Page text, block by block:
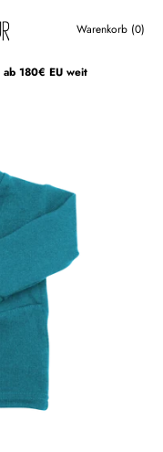
Warenkorb (0)
180€ EU weit